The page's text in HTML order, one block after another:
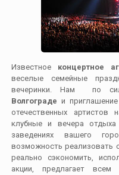
Известное концертное
веселые семейные
вечеринки. Нам по
Волгоградеи
отечественных артистов
клубные и вечера отдыха
заведениях вашего
возможность реализовать
реально сэкономить,
акции, предлагает всем